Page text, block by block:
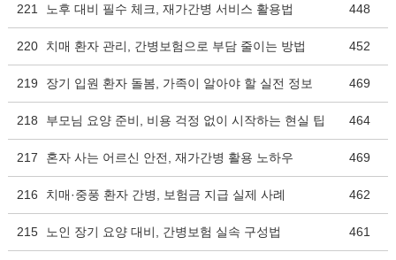
221 노후 대비 필수 체크, 재가간병 서비스 활용법 448
220 치매 환자 관리, 간병보험으로 부담 줄이는 방법 452
219 장기 입원 환자 돌봄, 가족이 알아야 할 실전 정보 469
218 부모님 요양 준비, 비용 걱정 없이 시작하는 현실 팁 464
217 혼자 사는 어르신 안전, 재가간병 활용 노하우 469
216 치매·중풍 환자 간병, 보험금 지급 실제 사례 462
215 노인 장기 요양 대비, 간병보험 실속 구성법 461